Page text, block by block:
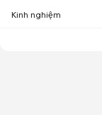
Kinh nghiệm